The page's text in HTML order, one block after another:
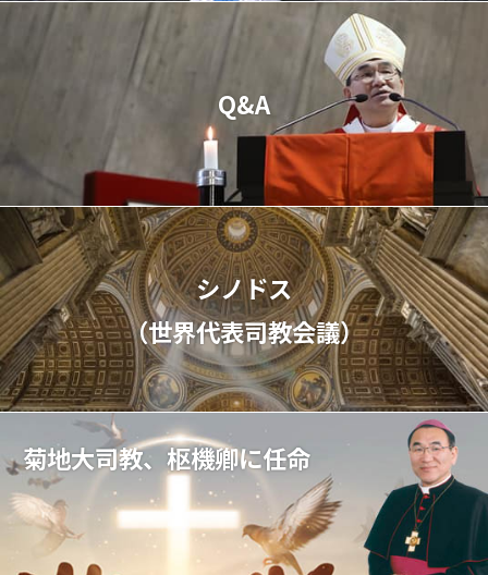
Q&A
シノドス
（世界代表司教会議）
菊地大司教、枢機卿に任命